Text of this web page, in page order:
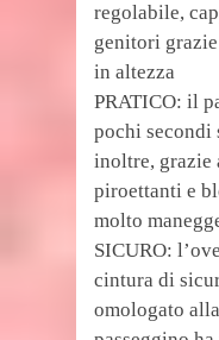
regolabile,
genitori
in altezza
PRATICO: il
pochi secondi
inoltre, grazie
piroettanti e
molto
SICURO:
cintura di
omologato